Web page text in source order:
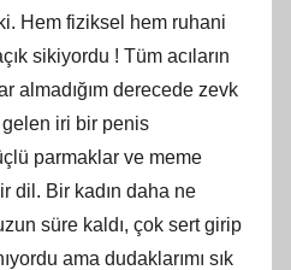
Hem fiziksel hem ruhani
sikiyordu ! Tüm acıların
almadığım derecede zevk
iri bir penis
parmaklar ve meme
dil. Bir kadın daha ne
süre kaldı, çok sert girip
ama dudaklarımı sık